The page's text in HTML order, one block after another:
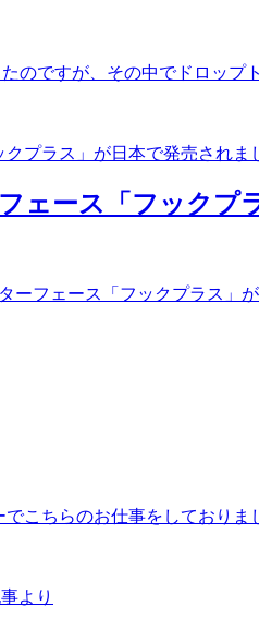
のですが、その中でドロッ
ェース「フックプ
フェース「フックプラス」
こちらのお仕事をしており